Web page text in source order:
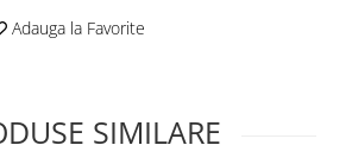
Adauga la Favorite
SIMILARE